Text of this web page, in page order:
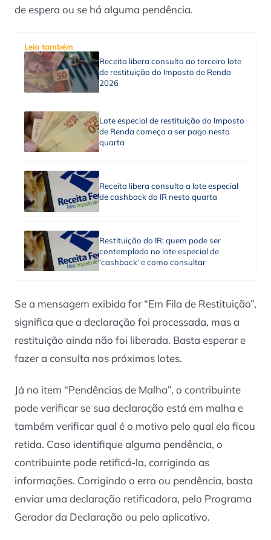
de espera ou se há alguma pendência.
Leia também
Receita libera consulta ao terceiro lote
de restituição do Imposto de Renda
2026
Lote especial de restituição do Imposto
de Renda começa a ser pago nesta
quarta
Receita libera consulta a lote especial
de cashback do IR nesta quarta
Restituição do IR: quem pode ser
contemplado no lote especial de
‘cashback’ e como consultar
Se a mensagem exibida for “Em Fila de Restituição”,
significa que a declaração foi processada, mas a
restituição ainda não foi liberada. Basta esperar e
fazer a consulta nos próximos lotes.
Já no item “Pendências de Malha”, o contribuinte
pode verificar se sua declaração está em malha e
também verificar qual é o motivo pelo qual ela ficou
retida. Caso identifique alguma pendência, o
contribuinte pode retificá-la, corrigindo as
informações. Corrigindo o erro ou pendência, basta
enviar uma declaração retificadora, pelo Programa
Gerador da Declaração ou pelo aplicativo.